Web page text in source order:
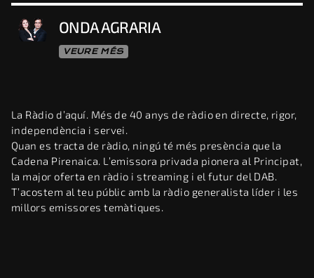
ONDA AGRARIA
VEURE MÉS
La Ràdio d’aquí. Més de 40 anys de ràdio en directe, rigor,
independència i servei.
Quan es tracta de ràdio, ningú té més presència que la
Cadena Pirenaica. L’emissora privada pionera al Principat,
la major oferta en ràdio i streaming i el futur del DAB.
T’acostem al teu públic amb la ràdio generalista líder i les
millors emissores temàtiques.